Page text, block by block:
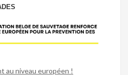
au niveau européen !